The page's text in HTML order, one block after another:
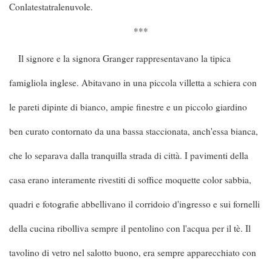
Conlatestatralenuvole.
***
Il signore e la signora Granger rappresentavano la tipica
famigliola inglese. Abitavano in una piccola villetta a schiera con
le pareti dipinte di bianco, ampie finestre e un piccolo giardino
ben curato contornato da una bassa staccionata, anch'essa bianca,
che lo separava dalla tranquilla strada di città. I pavimenti della
casa erano interamente rivestiti di soffice moquette color sabbia,
quadri e fotografie abbellivano il corridoio d'ingresso e sui fornelli
della cucina ribolliva sempre il pentolino con l'acqua per il tè. Il
tavolino di vetro nel salotto buono, era sempre apparecchiato con